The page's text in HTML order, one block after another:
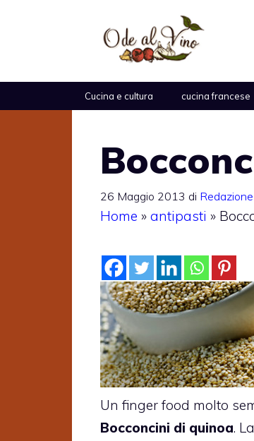
Cucina e cultura cucina francese
26 Maggio 2013 di Redazione
Home » antipasti »
Un finger food molto
Bocconcini di quinoa.